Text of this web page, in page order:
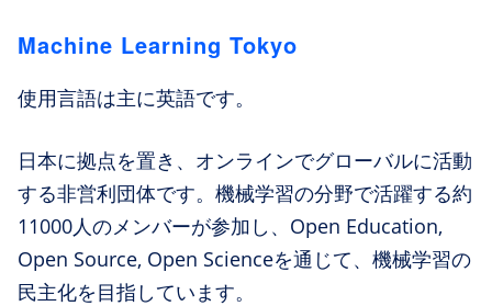
Machine Learning Tokyo
使用言語は主に英語です。
日本に拠点を置き、オンラインでグローバルに活動
する非営利団体です。機械学習の分野で活躍する約
11000人のメンバーが参加し、Open Education,
Open Source, Open Scienceを通じて、機械学習の
民主化を目指しています。